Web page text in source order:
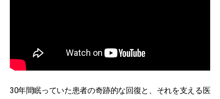
30年間眠っていた患者の奇跡的な回復と、それを支える医